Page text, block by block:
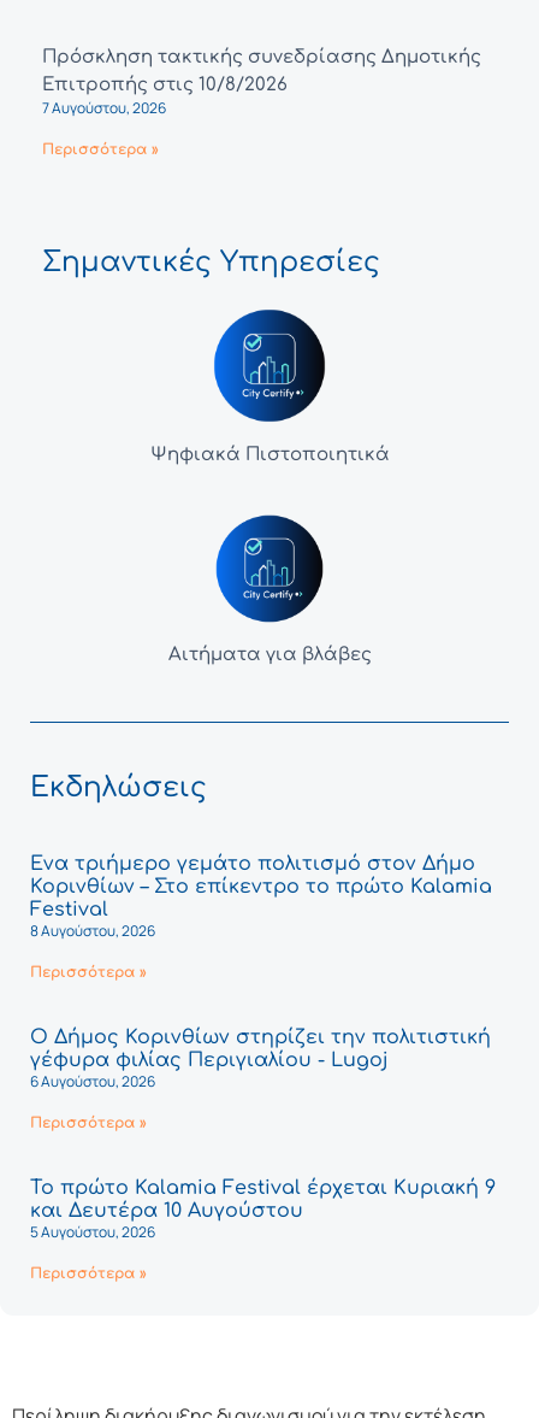
Πρόσκληση τακτικής συνεδρίασης Δημοτικής
Επιτροπής στις 10/8/2026
7 Αυγούστου, 2026
Περισσότερα »
Σημαντικές Υπηρεσίες
Ψηφιακά Πιστοποιητικά
Αιτήματα για βλάβες
Εκδηλώσεις
Ένα τριήμερο γεμάτο πολιτισμό στον Δήμο
Κορινθίων – Στο επίκεντρο το πρώτο Kalamia
Festival
8 Αυγούστου, 2026
Περισσότερα »
Ο Δήμος Κορινθίων στηρίζει την πολιτιστική
γέφυρα φιλίας Περιγιαλίου - Lugoj
6 Αυγούστου, 2026
Περισσότερα »
Το πρώτο Kalamia Festival έρχεται Κυριακή 9
και Δευτέρα 10 Αυγούστου
5 Αυγούστου, 2026
Περισσότερα »